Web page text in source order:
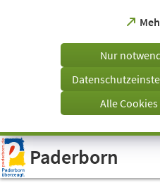
Visuelle
Assistenzsoftware
öffnen.
(Öffnet
einem
Tab)
Nur
Alle
Paderborn